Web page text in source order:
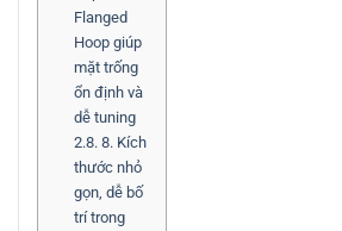
Flanged
Hoop giúp
mặt trống
ổn định và
dễ tuning
2.8. 8. Kích
thước nhỏ
gọn, dễ bố
trí trong